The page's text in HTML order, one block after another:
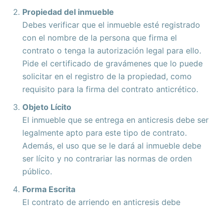
Propiedad del inmueble
Debes verificar que el inmueble esté registrado
con el nombre de la persona que firma el
contrato o tenga la autorización legal para ello.
Pide el certificado de gravámenes que lo puede
solicitar en el registro de la propiedad, como
requisito para la firma del contrato anticrético.
Objeto Lícito
El inmueble que se entrega en anticresis debe ser
legalmente apto para este tipo de contrato.
Además, el uso que se le dará al inmueble debe
ser lícito y no contrariar las normas de orden
público.
Forma Escrita
El contrato de arriendo en anticresis debe